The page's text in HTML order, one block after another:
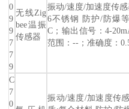
0
9
9
7
7
9
无线Zig
bee温振
传感器
振动/速度/加速度传
6不锈钢 防护/防爆
C；输出信号：4-
范围：--；准确度：
C
7
0
振动/速度/加速度传